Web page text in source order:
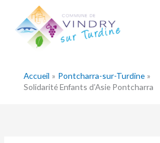
contenu
Accueil
Pontcharra-sur-Turdine
Solidarité Enfants d’Asie Pontcharra